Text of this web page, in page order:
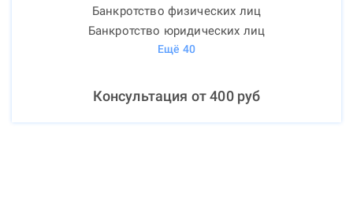
Банкротство физических лиц
Банкротство юридических лиц
Ещё 40
Консультация от400руб